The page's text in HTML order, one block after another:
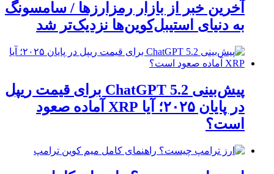
آخرین خبر از بازار رمزارزها / سامسونگ
به دنیای استیبل‌کوین‌ها نزدیک‌تر شد
پیش‌بینی ChatGPT 5.2 برای قیمت ریپل
در پایان ۲۰۲۵؛ آیا XRP آماده صعود
است؟